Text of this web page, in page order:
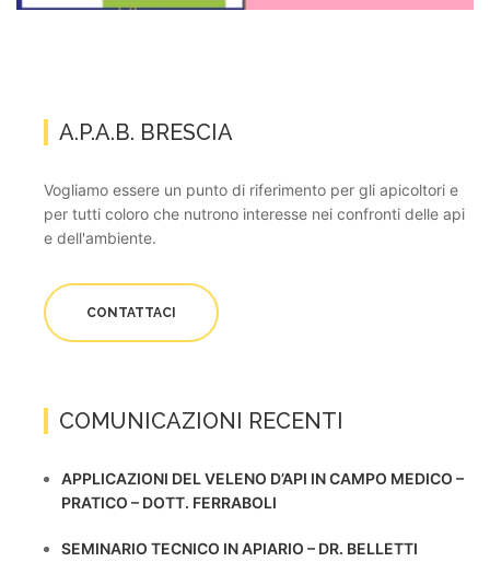
A.P.A.B. BRESCIA
Vogliamo essere un punto di riferimento per gli apicoltori e
per tutti coloro che nutrono interesse nei confronti delle api
e dell'ambiente.
CONTATTACI
COMUNICAZIONI RECENTI
APPLICAZIONI DEL VELENO D’API IN CAMPO MEDICO –
PRATICO – DOTT. FERRABOLI
SEMINARIO TECNICO IN APIARIO – DR. BELLETTI